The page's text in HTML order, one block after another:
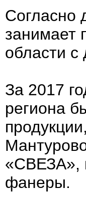
Согласно
занимает
области
За 2017
региона
«СВЕЗА»,
фанеры.